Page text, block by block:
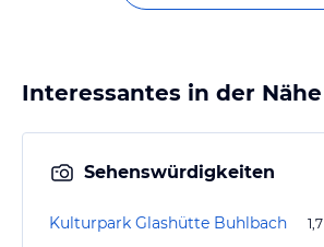
Interessantes in der Nähe
Sehenswürdigkeiten
Kulturpark Glashütte Buhlbach 1,7